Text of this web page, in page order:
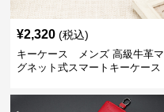
¥2,320 (税込)
キーケース メンズ 高級牛革マ
グネット式スマートキーケース